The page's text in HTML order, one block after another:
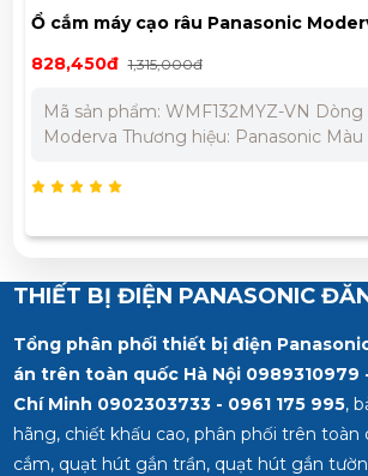
Ổ cắm máy cạo râu Panasonic
WMF132MYZ-VN
828,450đ 1,315,000đ
Mã sản phẩm: WMF132MYZ-VN Dòng
Moderva Thương hiệu: Panasonic Màu
Hành Chính Hãng 12 Tháng Liên hệ
báo giá tốt nhất cho dự án. Miền Bắc
979 – 0973 106 269 Miền Nam: 0902
THIẾT BỊ ĐIỆN PANASONIC
Tổng phân phối thiết bị điện
án trên toàn quốc Hà Nội 0989310979
Chí Minh 0902303733 - 0961 175 995,
hãng, chiết khấu cao, phân phối trên toàn
cắm, quạt hút gắn trần, quạt hút gắn